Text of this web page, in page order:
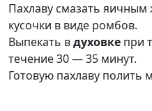
Пахлаву смазать яичным
кусочки в виде ромбов.
Выпекать вдуховке при
течение 30 — 35 минут.
Готовую пахлаву полить